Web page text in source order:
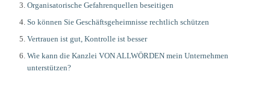
Organisatorische Gefahrenquellen beseitigen
So können Sie Geschäftsgeheimnisse rechtlich schützen
Vertrauen ist gut, Kontrolle ist besser
Wie kann die Kanzlei VON ALLWÖRDEN mein Unternehmen
unterstützen?